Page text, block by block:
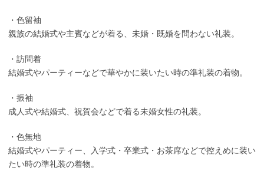
・色留袖
親族の結婚式や主賓などが着る、未婚・既婚を問わない礼装。
・訪問着
結婚式やパーティーなどで華やかに装いたい時の準礼装の着物。
・振袖
成人式や結婚式、祝賀会などで着る未婚女性の礼装。
・色無地
結婚式やパーティー、入学式・卒業式・お茶席などで控えめに装い
たい時の準礼装の着物。